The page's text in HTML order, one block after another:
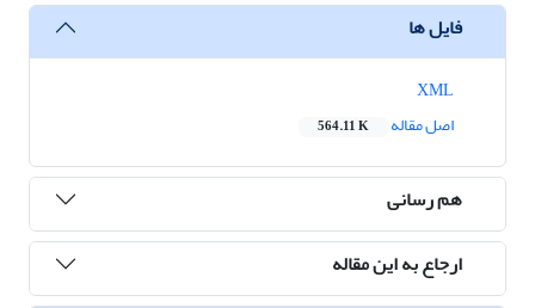
فایل ها
اصل مقاله
564.11 K
هم رسانی
ارجاع به این مقاله